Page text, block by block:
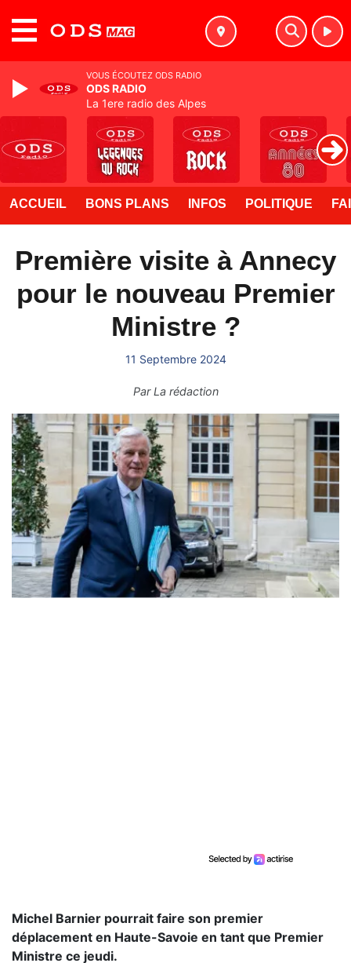
ACCUEIL BONS PLANS INFOS POLITIQUE
Première visite à Annecy
pour le nouveau Premier
Ministre ?
11 Septembre 2024
ParLa rédaction
Michel Barnier pourrait faire son premier
déplacement en Haute-Savoie en tant que Premier
Ministre ce jeudi.
VOUS ÉCOUTEZ ODS RADIO
ODS RADIO
La 1ere radio des Alpes